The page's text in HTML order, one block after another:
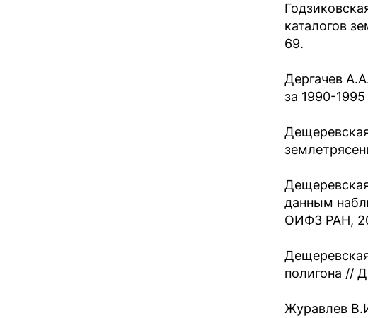
каталогов
69.
Дергачев
за 1990-
данным
ОИФЗ РАН,
полигона //
Журавлев